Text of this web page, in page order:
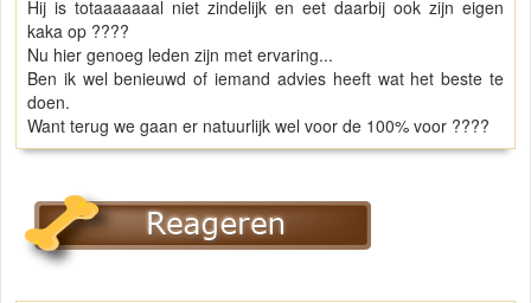
Hij is totaaaaaaal niet zindelijk en eet daarbij ook zijn eigen
kaka op ????
Nu hier genoeg leden zijn met ervaring...
Ben ik wel benieuwd of iemand advies heeft wat het beste te
doen.
Want terug we gaan er natuurlijk wel voor de 100% voor ????